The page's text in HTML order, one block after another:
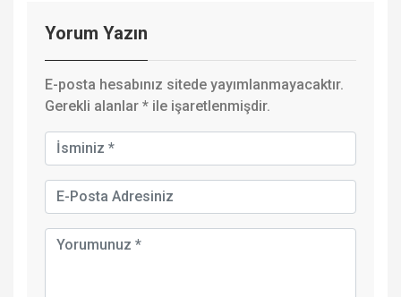
Yorum Yazın
E-posta hesabınız sitede yayımlanmayacaktır.
Gerekli alanlar * ile işaretlenmişdir.